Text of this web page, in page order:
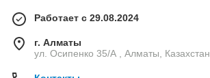
Работает с 29.08.2024
г. Алматы
ул. Осипенко 35/А , Алматы, Казахстан